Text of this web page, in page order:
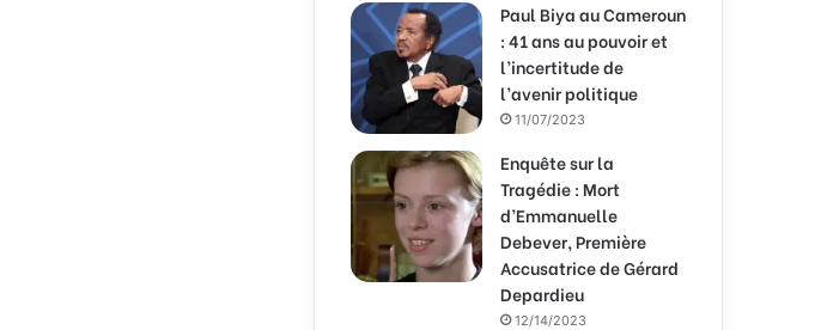
Paul Biya au Cameroun
: 41 ans au pouvoir et
l’incertitude de
l’avenir politique
11/07/2023
Enquête sur la
Tragédie : Mort
d’Emmanuelle
Debever, Première
Accusatrice de Gérard
Depardieu
12/14/2023